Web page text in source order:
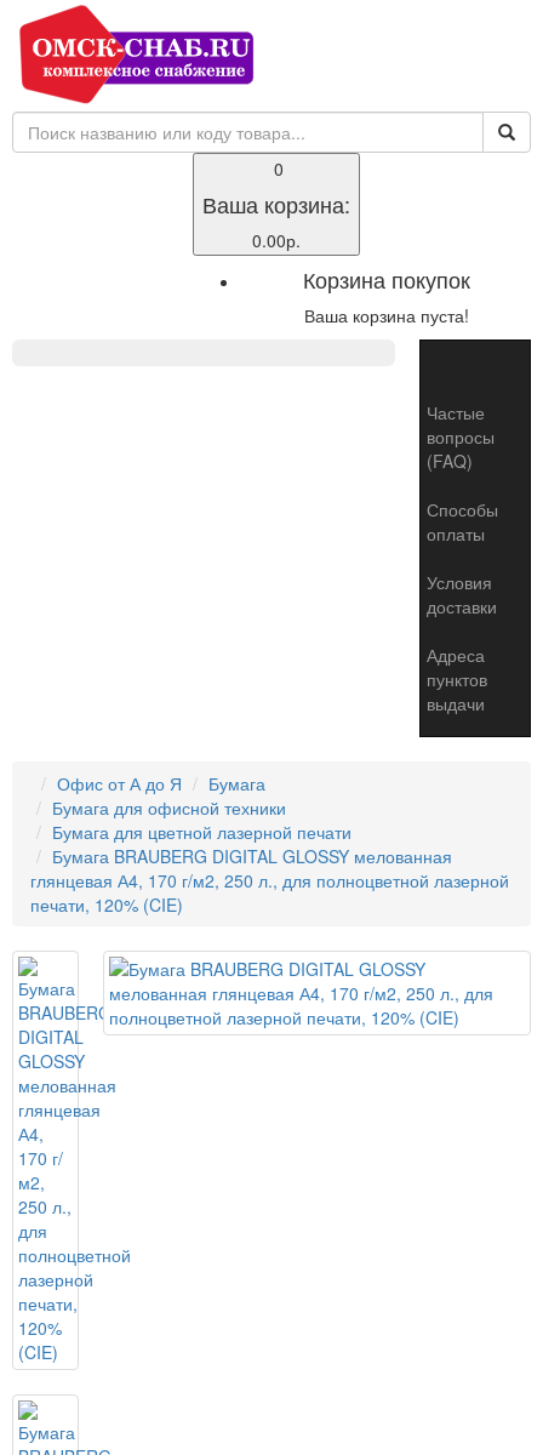
0
Ваша корзина:
0.00р.
Корзина покупок
Ваша корзина пуста!
Частые
вопросы
(FAQ)
Способы
оплаты
Условия
доставки
Адреса
пунктов
выдачи
Офис от А до Я
Бумага
Бумага для офисной техники
Бумага для цветной лазерной печати
Бумага BRAUBERG DIGITAL GLOSSY мелованная
глянцевая А4, 170 г/м2, 250 л., для полноцветной лазерной
печати, 120% (CIE)